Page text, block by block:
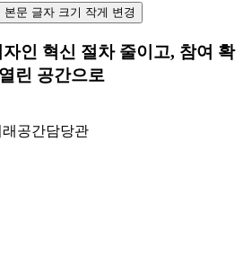
본문 글자 크기 작게 변경
인 혁신 절차 줄이고, 참여 확
린 공간으로
공간담당관